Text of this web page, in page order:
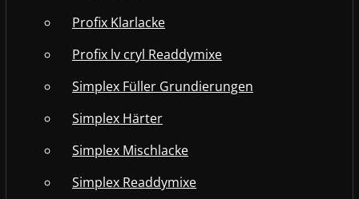
Profix Klarlacke
Profix lv cryl Readdymixe
Simplex Füller Grundierungen
Simplex Härter
Simplex Mischlacke
Simplex Readdymixe